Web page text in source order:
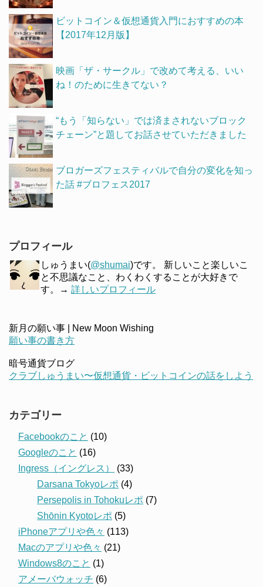
ビットコイン＆仮想通貨入門におすすめの本
【2017年12月版】
映画「ザ・サークル」で改めて考える、いい
ね！のために生きてない？
“もう「知らない」では済まされないブロック
チェーン”と題してお話させていただきました
ブロガーズフェスティバルで自分の変化を知っ
た話 #ブロフェス2017
プロフィール
しゅうまい(@shumai)です。 新しいこと楽しいこ
と不思議なこと、わくわくすることが大好きで
す。→ 詳しいプロフィール
新月の願い事 | New Moon Wishing
願い事の書き方
暗号通貨ブログ
クラブしゅうまい〜仮想通貨・ビットコインの話をしよう
カテゴリー
Facebookのこと (10)
Googleのこと (16)
Ingress（イングレス）
(33)
Darsana Tokyoレポ (4)
Persepolis in Tohokuレポ (7)
Shōnin Kyotoレポ (5)
iPhoneアプリや色々 (113)
Macのアプリや色々 (21)
Windows8のこと (1)
アメーバウォッチ (6)